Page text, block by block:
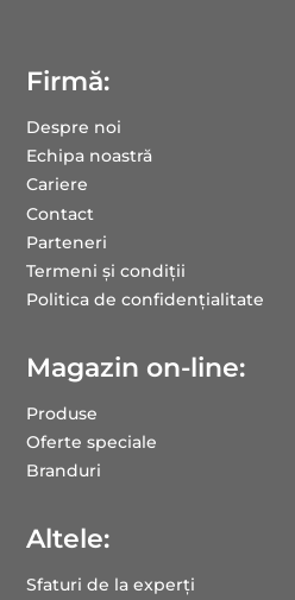
Firmă:
Despre noi
Echipa noastră
Cariere
Contact
Parteneri
Termeni și condiții
Politica de confidențialitate
Magazin on-line:
Produse
Oferte speciale
Branduri
Altele:
Sfaturi de la experți